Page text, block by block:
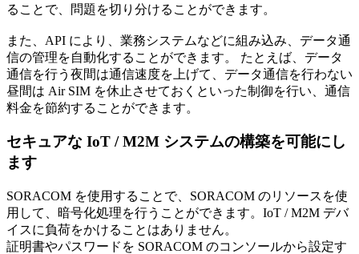
ることで、問題を切り分けることができます。
また、API により、業務システムなどに組み込み、データ通
信の管理を自動化することができます。 たとえば、データ
通信を行う夜間は通信速度を上げて、データ通信を行わない
昼間は Air SIM を休止させておくといった制御を行い、通信
料金を節約することができます。
セキュアな IoT / M2M システムの構築を可能にし
ます
SORACOM を使用することで、SORACOM のリソースを使
用して、暗号化処理を行うことができます。IoT / M2M デバ
イスに負荷をかけることはありません。
証明書やパスワードを SORACOM のコンソールから設定す